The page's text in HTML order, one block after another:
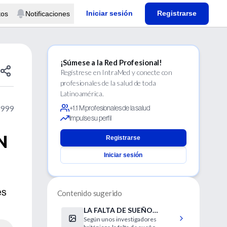
Notificaciones Iniciar sesión Registrarse
¡Súmese a la Red Profesional!
Regístrese en IntraMed y conecte con
profesionales de la salud de toda
Latinoamérica.
+1.1 M profesionales de la salud
Impulse su perfil
Registrarse
Iniciar sesión
Contenido sugerido
LA FALTA DE SUEÑO
AFECTA LA INTELIGENCIA
Según unos investigadores